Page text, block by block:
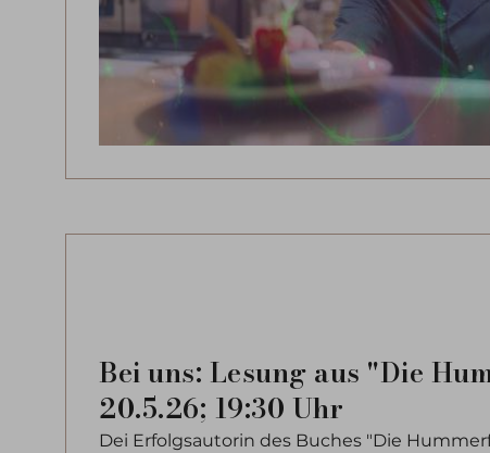
Bei uns: Lesung aus "Die
20.5.26; 19:30 Uhr
Dei Erfolgsautorin des Buches "Die